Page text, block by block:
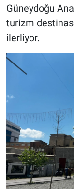
Güneydoğu
turizm
ilerliyor.